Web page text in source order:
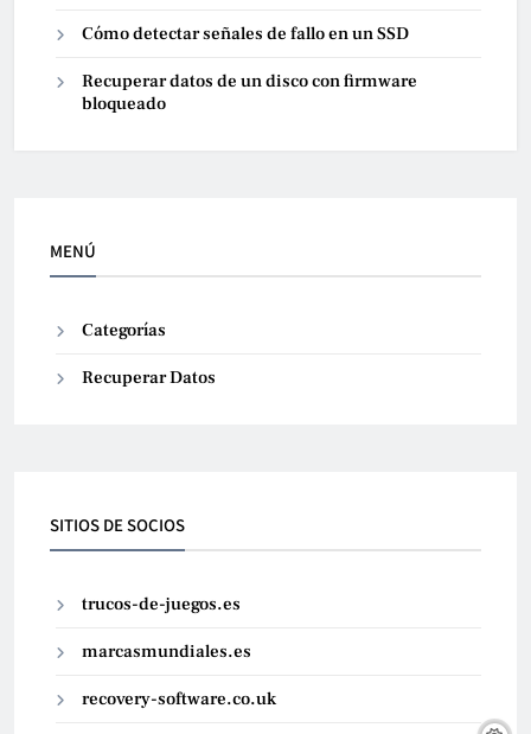
Cómo detectar señales de fallo en un SSD
Recuperar datos de un disco con firmware
bloqueado
MENÚ
Categorías
Recuperar Datos
SITIOS DE SOCIOS
trucos-de-juegos.es
marcasmundiales.es
recovery-software.co.uk